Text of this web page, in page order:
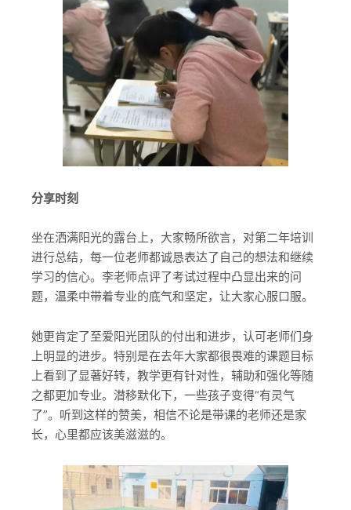
分享时刻
坐在洒满阳光的露台上，大家畅所欲言，对第二年培训
进行总结，每一位老师都诚恳表达了自己的想法和继续
学习的信心。李老师点评了考试过程中凸显出来的问
题，温柔中带着专业的底气和坚定，让大家心服口服。
她更肯定了至爱阳光团队的付出和进步，认可老师们身
上明显的进步。特别是在去年大家都很畏难的课题目标
上看到了显著好转，教学更有针对性，辅助和强化等随
之都更加专业。潜移默化下，一些孩子变得“有灵气
了”。听到这样的赞美，相信不论是带课的老师还是家
长，心里都应该美滋滋的。